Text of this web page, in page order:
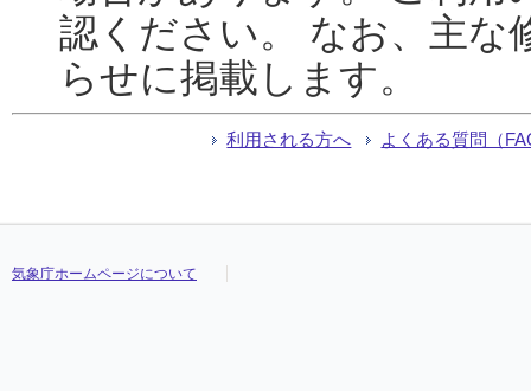
認ください。 なお、主な
らせに掲載します。
利用される方へ よくある質問（
気象庁ホームページについて